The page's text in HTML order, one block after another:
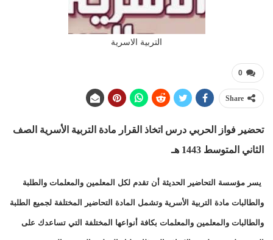
التربية الاسرية
0
Share
تحضير فواز الحربي درس اتخاذ القرار مادة التربية الأسرية الصف
الثاني المتوسط 1443 هـ
يسر مؤسسة التحاضير الحديثة أن تقدم لكل المعلمين والمعلمات والطلبة
والطالبات مادة التربية الأسرية وتشمل المادة التحاضير المختلفة لجميع الطلبة
والطالبات والمعلمين والمعلمات بكافة أنواعها المختلفة التي تساعدك على